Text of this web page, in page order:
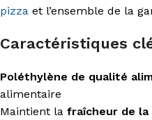
pizza et l’ensemble de la
Caractéristiques
Poléthylène de qualité
alimentaire
Maintient la fraîcheur de la